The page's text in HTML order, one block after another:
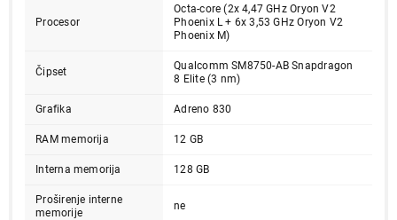
Procesor
Octa-core (2x 4,47 GHz Oryon V2
Phoenix L + 6x 3,53 GHz Oryon V2
Phoenix M)
Čipset
Qualcomm SM8750-AB Snapdragon
8 Elite (3 nm)
Grafika Adreno 830
RAM memorija 12 GB
Interna memorija 128 GB
Proširenje interne
memorije
ne
69.999,00
MOBILNI TELEFONI
SAMSUNG Galaxy S25 12GB/128GB
Blueblack SM-S931BZKDEUC
Proizvod je dodat u korpu.
Ukupno u korpi: 0,00